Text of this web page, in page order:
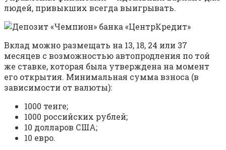
людей, привыкших всегда выигрывать.
Вклад можно размещать на 13, 18, 24 или 37
месяцев с возможностью автопродления по той
же ставке, которая была утверждена на момент
его открытия. Минимальная сумма взноса (в
зависимости от валюты):
1000 тенге;
1000 российских рублей;
10 долларов США;
10 евро.